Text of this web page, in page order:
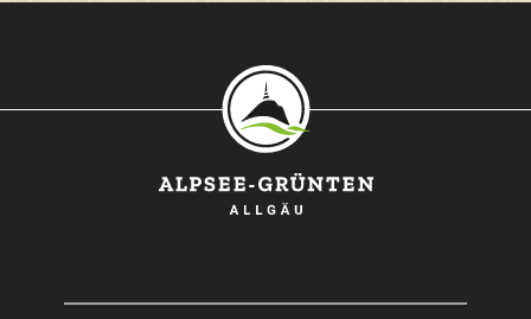
BLAICHACH-GUNZESRIED
BURGBERG